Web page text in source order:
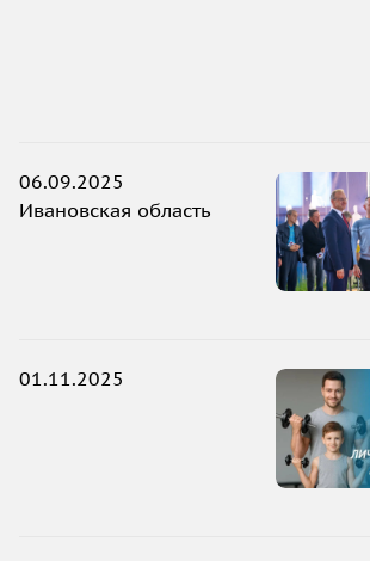
06.09.2025
Ивановская область
01.11.2025